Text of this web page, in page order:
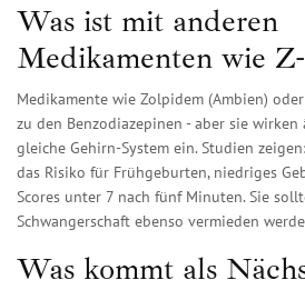
Was ist mit anderen
Medikamenten wie
Medikamente wie Zolpidem (Ambien)
zu den Benzodiazepinen - aber sie
gleiche Gehirn-System ein. Studien
das Risiko für Frühgeburten, niedriges
Scores unter 7 nach fünf Minuten. Sie
Schwangerschaft ebenso vermieden
Was kommt als